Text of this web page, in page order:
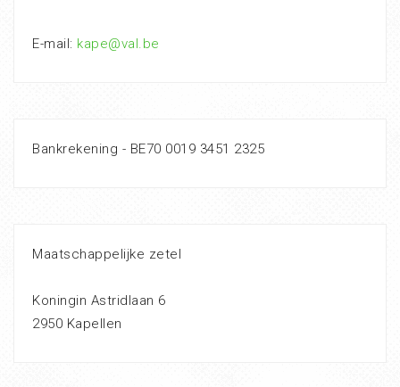
E-mail: kape@val.be
Bankrekening - BE70 0019 3451 2325
Maatschappelijke zetel
Koningin Astridlaan 6
2950 Kapellen